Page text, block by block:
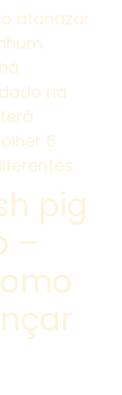
atanazar
na
6
pig
–